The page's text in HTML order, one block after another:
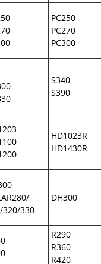
PC250
PC270
PC300
S340
S390
HD1023R
HD1430R
320/330
DH300
R290
R360
R420